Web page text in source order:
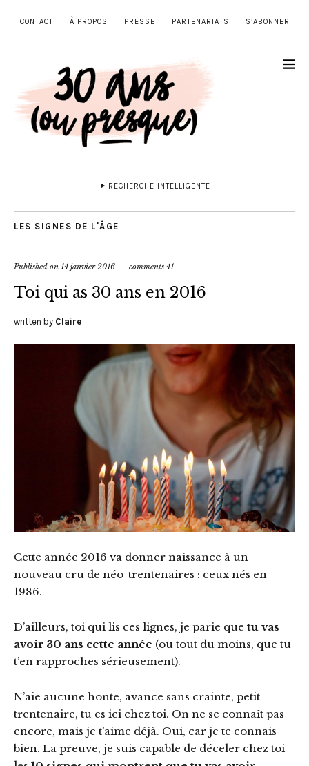
CONTACT À PROPOS PRESSE PARTENARIATS S’ABONNER
RECHERCHE INTELLIGENTE
LES SIGNES DE L'ÂGE
Published on 14 janvier 2016 comments 41
Toi qui as 30 ans en 2016
written by Claire
Cette année 2016 va donner naissance à un
nouveau cru de néo-trentenaires : ceux nés en
1986.
D’ailleurs, toi qui lis ces lignes, je parie que tu vas
avoir 30 ans cette année (ou tout du moins, que tu
t’en rapproches sérieusement).
N’aie aucune honte, avance sans crainte, petit
trentenaire, tu es ici chez toi. On ne se connaît pas
encore, mais je t’aime déjà. Oui, car je te connais
bien. La preuve, je suis capable de déceler chez toi